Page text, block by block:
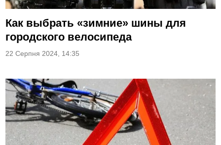
Как выбрать «зимние» шины для
городского велосипеда
22 Серпня 2024, 14:35